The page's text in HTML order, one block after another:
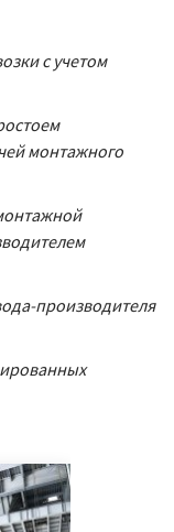
с учетом
монтажного
производителя